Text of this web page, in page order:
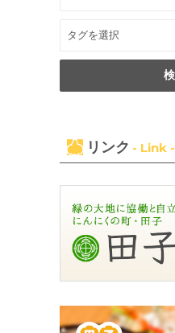
リンク - Link -